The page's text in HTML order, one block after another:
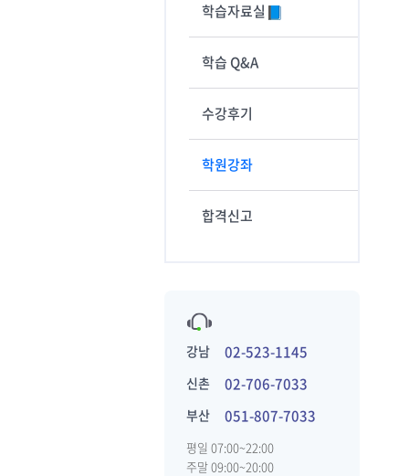
학습자료실
학습 Q&A
수강후기
학원강좌
합격신고
강남 02-523-1145
신촌 02-706-7033
부산 051-807-7033
평일 07:00~22:00
주말 09:00~20:00